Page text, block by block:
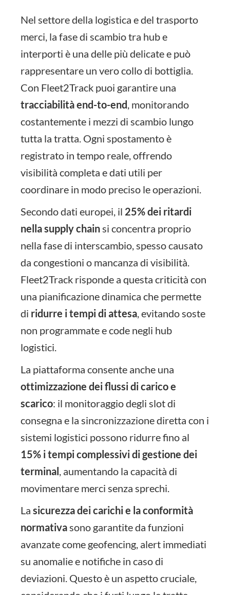
Nel settore della logistica e del trasporto
merci, la fase di scambio tra hub e
interporti è una delle più delicate e può
rappresentare un vero collo di bottiglia.
Con Fleet2Track puoi garantire una
tracciabilità end-to-end, monitorando
costantemente i mezzi di scambio lungo
tutta la tratta. Ogni spostamento è
registrato in tempo reale, offrendo
visibilità completa e dati utili per
coordinare in modo preciso le operazioni.
Secondo dati europei, il 25% dei ritardi
nella supply chainsi concentra proprio
nella fase di interscambio, spesso causato
da congestioni o mancanza di visibilità.
Fleet2Track risponde a questa criticità con
una pianificazione dinamica che permette
di ridurre i tempi di attesa, evitando soste
non programmate e code negli hub
logistici.
La piattaforma consente anche una
ottimizzazione dei flussi di carico e
scarico: il monitoraggio degli slot di
consegna e la sincronizzazione diretta con i
sistemi logistici possono ridurre fino al
15% i tempi complessivi di gestione dei
terminal, aumentando la capacità di
movimentare merci senza sprechi.
La sicurezza dei carichi e la conformità
normativasono garantite da funzioni
avanzate come geofencing, alert immediati
su anomalie e notifiche in caso di
deviazioni. Questo è un aspetto cruciale,